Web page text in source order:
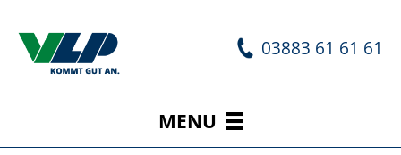
03883 61 61 61
MENU